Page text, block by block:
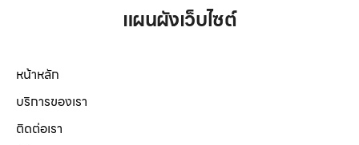
แผนผังเว็บไซต์
หน้าหลัก
บริการของเรา
ติดต่อเรา